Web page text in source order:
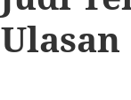
Ulasan